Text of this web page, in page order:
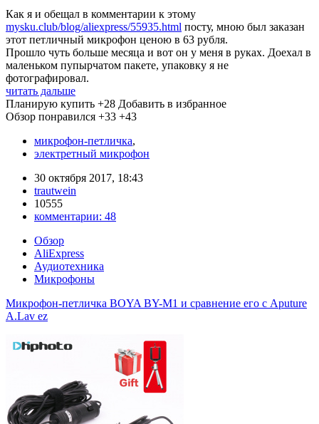
Как я и обещал в комментарии к этому
mysku.club/blog/aliexpress/55935.html посту, мною был заказан
этот петличный микрофон ценою в 63 рубля.
Прошло чуть больше месяца и вот он у меня в руках. Доехал в
маленьком пупырчатом пакете, упаковку я не
фотографировал.
читать дальше
Планирую купить +28 Добавить в избранное
Обзор понравился +33 +43
микрофон-петличка,
электретный микрофон
30 октября 2017, 18:43
trautwein
10555
комментарии: 48
Обзор
AliExpress
Аудиотехника
Микрофоны
Микрофон-петличка BOYA BY-M1 и сравнение его с Aputure
A.Lav ez